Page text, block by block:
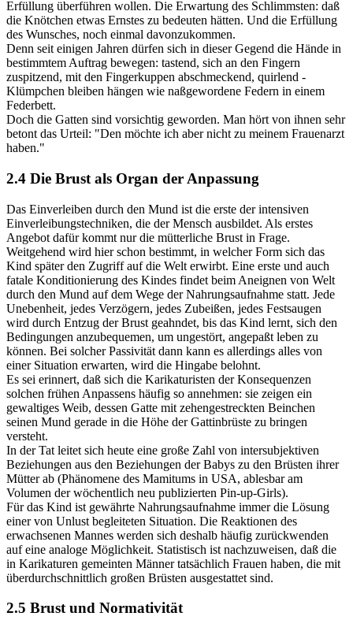
Erfüllung überführen wollen. Die Erwartung des Schlimmsten: daß
die Knötchen etwas Ernstes zu bedeuten hätten. Und die Erfüllung
des Wunsches, noch einmal davonzukommen.
Denn seit einigen Jahren dürfen sich in dieser Gegend die Hände in
bestimmtem Auftrag bewegen: tastend, sich an den Fingern
zuspitzend, mit den Fingerkuppen abschmeckend, quirlend -
Klümpchen bleiben hängen wie naßgewordene Federn in einem
Federbett.
Doch die Gatten sind vorsichtig geworden. Man hört von ihnen sehr
betont das Urteil: "Den möchte ich aber nicht zu meinem Frauenarzt
haben."
2.4 Die Brust als Organ der Anpassung
Das Einverleiben durch den Mund ist die erste der intensiven
Einverleibungstechniken, die der Mensch ausbildet. Als erstes
Angebot dafür kommt nur die mütterliche Brust in Frage.
Weitgehend wird hier schon bestimmt, in welcher Form sich das
Kind später den Zugriff auf die Welt erwirbt. Eine erste und auch
fatale Konditionierung des Kindes findet beim Aneignen von Welt
durch den Mund auf dem Wege der Nahrungsaufnahme statt. Jede
Unebenheit, jedes Verzögern, jedes Zubeißen, jedes Festsaugen
wird durch Entzug der Brust geahndet, bis das Kind lernt, sich den
Bedingungen anzubequemen, um ungestört, angepaßt leben zu
können. Bei solcher Passivität dann kann es allerdings alles von
einer Situation erwarten, wird die Hingabe belohnt.
Es sei erinnert, daß sich die Karikaturisten der Konsequenzen
solchen frühen Anpassens häufig so annehmen: sie zeigen ein
gewaltiges Weib, dessen Gatte mit zehengestreckten Beinchen
seinen Mund gerade in die Höhe der Gattinbrüste zu bringen
versteht.
In der Tat leitet sich heute eine große Zahl von intersubjektiven
Beziehungen aus den Beziehungen der Babys zu den Brüsten ihrer
Mütter ab (Phänomene des Mamitums in USA, ablesbar am
Volumen der wöchentlich neu publizierten Pin-up-Girls).
Für das Kind ist gewährte Nahrungsaufnahme immer die Lösung
einer von Unlust begleiteten Situation. Die Reaktionen des
erwachsenen Mannes werden sich deshalb häufig zurückwenden
auf eine analoge Möglichkeit. Statistisch ist nachzuweisen, daß die
in Karikaturen gemeinten Männer tatsächlich Frauen haben, die mit
überdurchschnittlich großen Brüsten ausgestattet sind.
2.5 Brust und Normativität